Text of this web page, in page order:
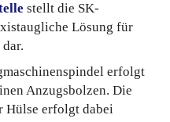
stellt die SK-
Lösung für
erfolgt
Anzugsbolzen. Die
Hülse erfolgt dabei